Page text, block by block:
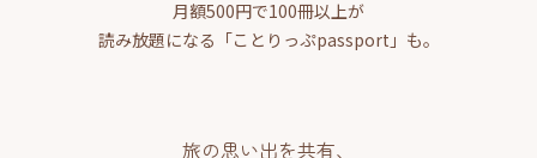
月額500円で100冊以上が
読み放題になる「ことりっぷpassport」も。
旅の思い出を共有、